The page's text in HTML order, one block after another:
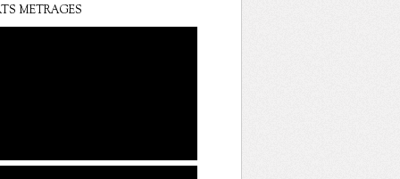
METRAGES